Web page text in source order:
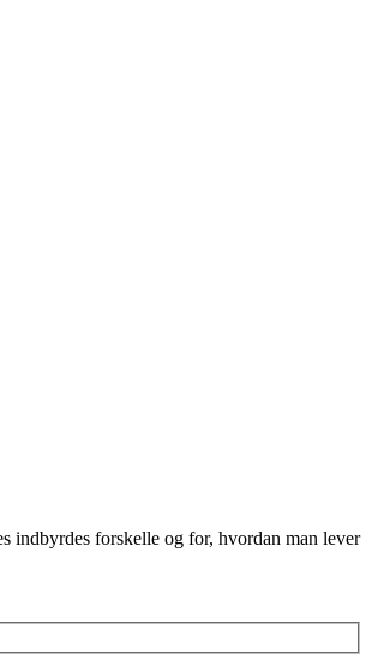
indbyrdes forskelle og for, hvordan man lever